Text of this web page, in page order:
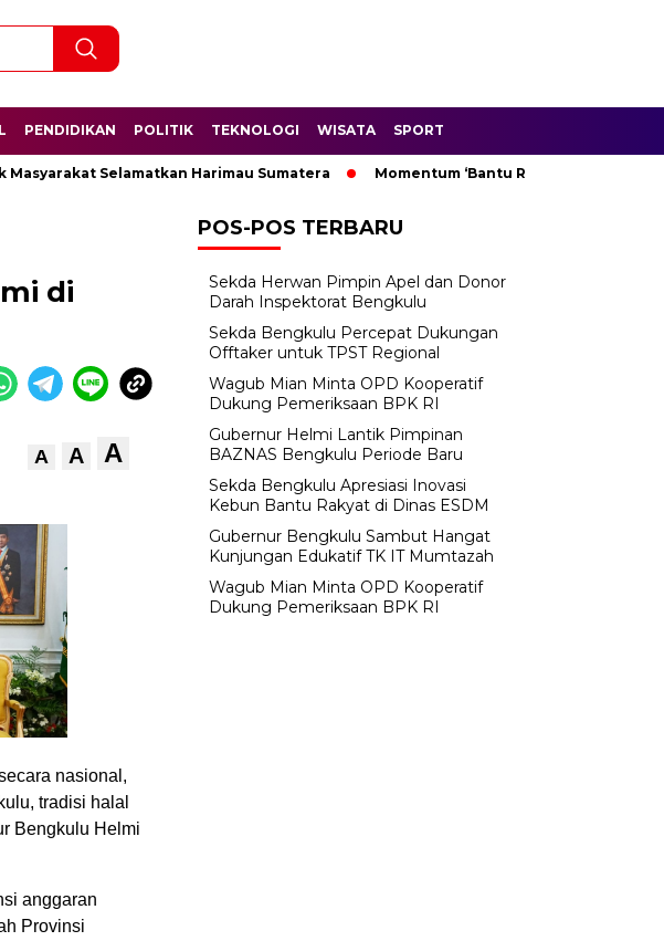
PENDIDIKAN POLITIK TEKNOLOGI WISATA SPORT
Selamatkan Harimau Sumatera Momentum ‘Bantu Rakyat’: Wagub Mian
di
A A A
nasional,
tradisi halal
Bengkulu Helmi
anggaran
Provinsi
POS-POS TERBARU
Sekda Herwan Pimpin Apel dan Donor
Darah Inspektorat Bengkulu
Sekda Bengkulu Percepat Dukungan
Offtaker untuk TPST Regional
Wagub Mian Minta OPD Kooperatif
Dukung Pemeriksaan BPK RI
Gubernur Helmi Lantik Pimpinan
BAZNAS Bengkulu Periode Baru
Sekda Bengkulu Apresiasi Inovasi
Kebun Bantu Rakyat di Dinas ESDM
Gubernur Bengkulu Sambut Hangat
Kunjungan Edukatif TK IT Mumtazah
Wagub Mian Minta OPD Kooperatif
Dukung Pemeriksaan BPK RI